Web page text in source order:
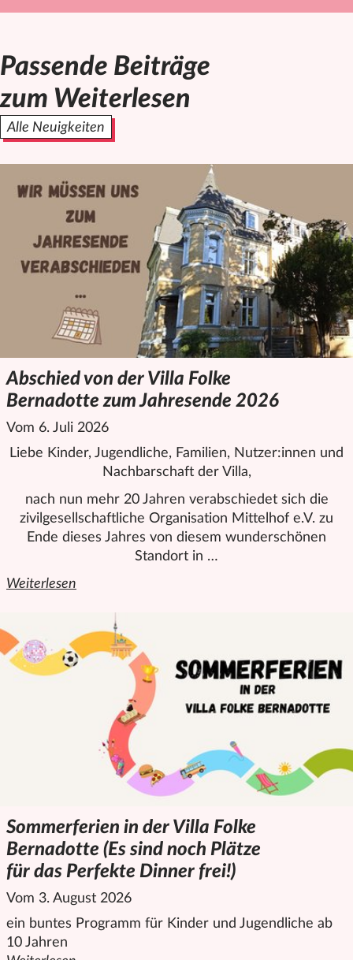
Passende Beiträge
zum Weiterlesen
Alle Neuigkeiten
Abschied von der Villa Folke
Bernadotte zum Jahresende 2026
Vom 6. Juli 2026
Liebe Kinder, Jugendliche, Familien, Nutzer:innen und
Nachbarschaft der Villa,
nach nun mehr 20 Jahren verabschiedet sich die
zivilgesellschaftliche Organisation Mittelhof e.V. zu
Ende dieses Jahres von diesem wunderschönen
Standort in …
Weiterlesen
den ganzen Artikel "Abschied von der Villa Folke
Sommerferien in der Villa Folke
Bernadotte (Es sind noch Plätze
für das Perfekte Dinner frei!)
Vom 3. August 2026
ein buntes Programm für Kinder und Jugendliche ab
10 Jahren